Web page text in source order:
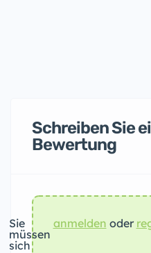
Schreiben Sie
Bewertung
Sie
müssen
sich
anmelden oder